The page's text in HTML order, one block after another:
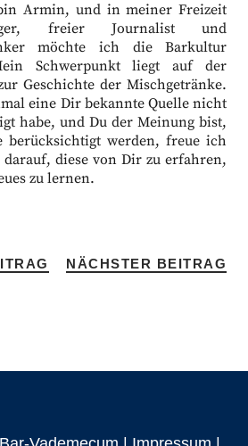
Armin, und in meiner Freizeit
freier Journalist und
möchte ich die Barkultur
Schwerpunkt liegt auf der
Geschichte der Mischgetränke.
eine Dir bekannte Quelle nicht
habe, und Du der Meinung bist,
berücksichtigt werden, freue ich
diese von Dir zu erfahren,
zu lernen.
NÄCHSTER BEITRAG